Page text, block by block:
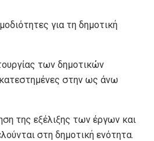
για τη δημοτική
των δημοτικών
στην ως άνω
εξέλιξης των έργων και
στη δημοτική ενότητα.